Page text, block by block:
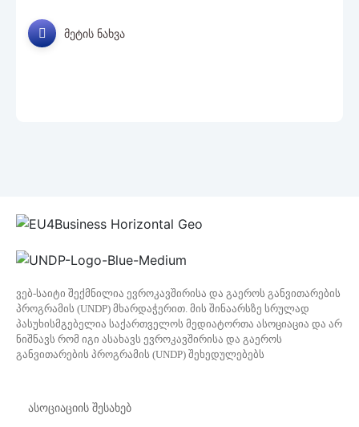
მეტის ნახვა
ვებ-საიტი შექმნილია ევროკავშირისა და გაეროს განვითარების
პროგრამის (UNDP) მხარდაჭერით. მის შინაარსზე სრულად
პასუხისმგებელია საქართველოს მედიატორთა ასოციაცია და არ
ნიშნავს რომ იგი ასახავს ევროკავშირისა და გაეროს
განვითარების პროგრამის (UNDP) შეხედულებებს
ასოციაციის შესახებ